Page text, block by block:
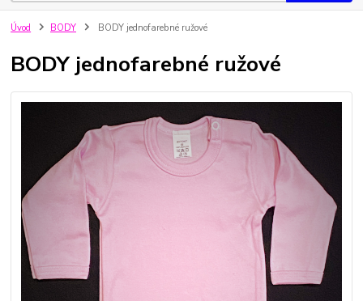
Úvod BODY BODY jednofarebné ružové
BODY jednofarebné ružové